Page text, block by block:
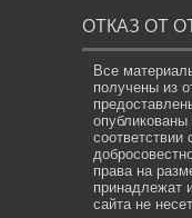
ОТКАЗ ОТ
Все
получены из
права на
принадлежат
сайта не